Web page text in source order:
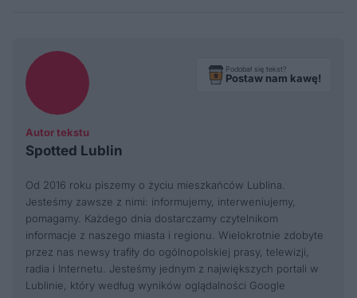
Autor tekstu
Spotted Lublin
Podobał się tekst?
Postaw nam kawę!
Od 2016 roku piszemy o życiu mieszkańców Lublina.
Jesteśmy zawsze z nimi: informujemy, interweniujemy,
pomagamy. Każdego dnia dostarczamy czytelnikom
informacje z naszego miasta i regionu. Wielokrotnie zdobyte
przez nas newsy trafiły do ogólnopolskiej prasy, telewizji,
radia i Internetu. Jesteśmy jednym z największych portali w
Lublinie, który według wyników oglądalności Google